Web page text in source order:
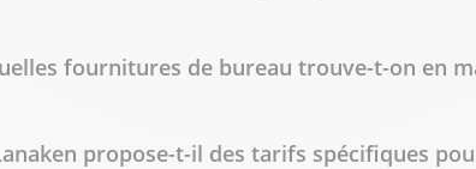
fournitures de bureau trouve-t-on en
propose-t-il des tarifs spécifiques